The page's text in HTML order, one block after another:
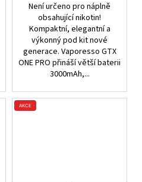
Není určeno pro náplně
obsahující nikotin!
Kompaktní, elegantní a
výkonný pod kit nové
generace. Vaporesso GTX
ONE PRO přináší větší baterii
3000mAh,...
AKCE